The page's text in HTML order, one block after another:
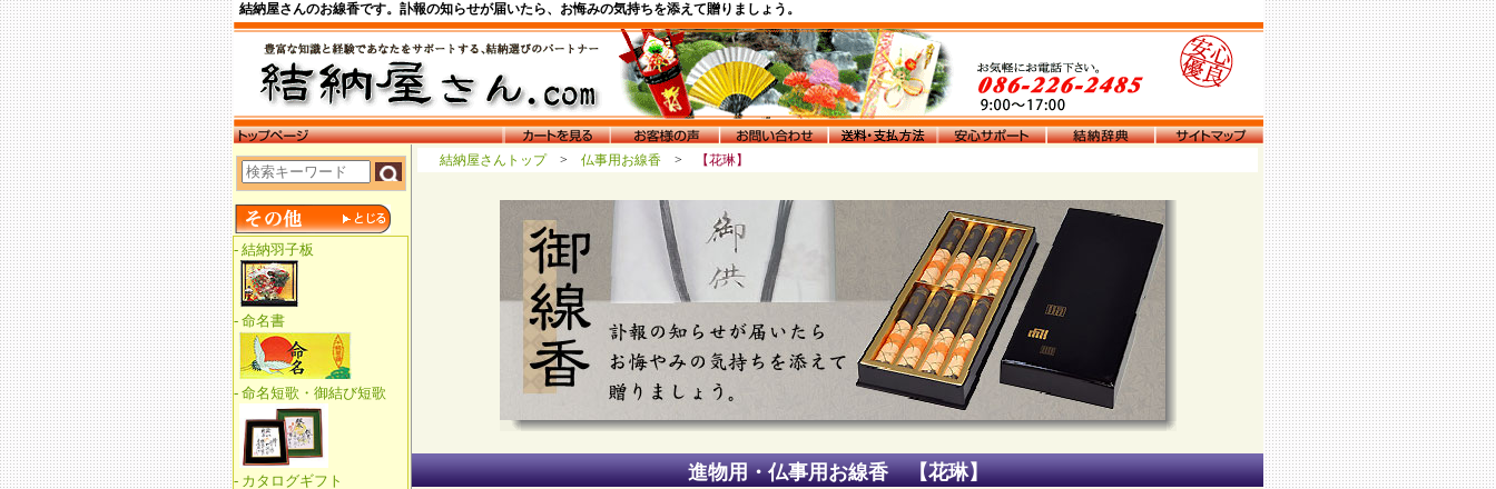
結納屋さんのお線香です。訃報の知らせが届いたら、お悔みの気持ちを添えて贈りましょう。
結納屋さんトップ > 仏事用お線香 > 【花琳】
進物用・仏事用お線香 【花琳】